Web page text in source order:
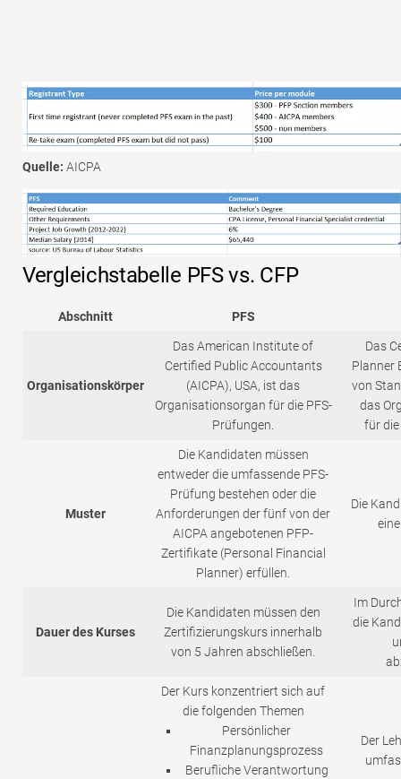
Quelle: AICPA
Vergleichstabelle PFS vs. CFP
Abschnitt PFS
Organisationskörper
Das American Institute of
Certified Public Accountants
(AICPA), USA, ist das
Organisationsorgan für die PFS-
Prüfungen.
Das
Planner
von
das
für
Muster
Die Kandidaten müssen
entweder die umfassende PFS-
Prüfung bestehen oder die
Anforderungen der fünf von der
AICPA angebotenen PFP-
Zertifikate (Personal Financial
Planner) erfüllen.
Die
Dauer des Kurses
Die Kandidaten müssen den
Zertifizierungskurs innerhalb
von 5 Jahren abschließen.
Im
die
Der Kurs konzentriert sich auf
die folgenden Themen
Persönlicher
Finanzplanungsprozess
Berufliche Verantwortung
Der